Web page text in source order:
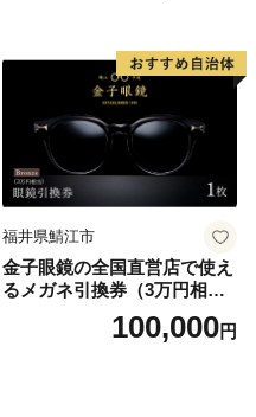
福井県鯖江市
金子眼鏡の全国直営店で使え
るメガネ引換券（3万円相
100,000円